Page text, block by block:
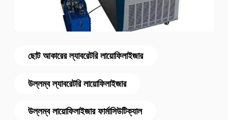
ছোট আকারের ল্যাবরেটরি লায়োফিলাইজার
উল্লম্ব ল্যাবরেটরি লায়োফিলাইজার
উল্লম্ব লায়োফিলাইজার ফার্মাসিউটিক্যাল